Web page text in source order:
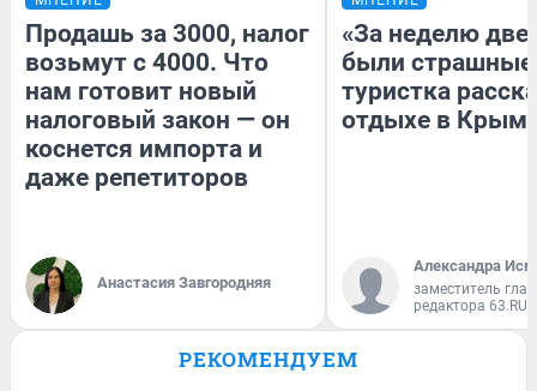
Продашь за 3000, налог
возьмут с 4000. Что
нам готовит новый
налоговый закон — он
коснется импорта и
даже репетиторов
Анастасия Завгородняя
«За неделю две
были
туристка
отдыхе в
Александра
заместитель
редактора 63.RU
РЕКОМЕНДУЕМ